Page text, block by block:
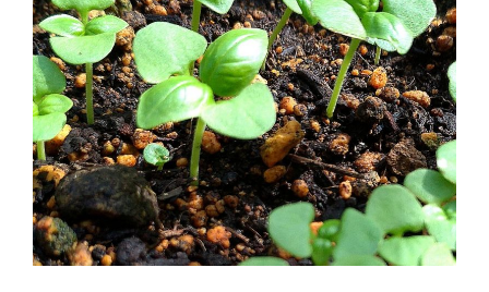
０
均
の
レ
タ
ス
の
種